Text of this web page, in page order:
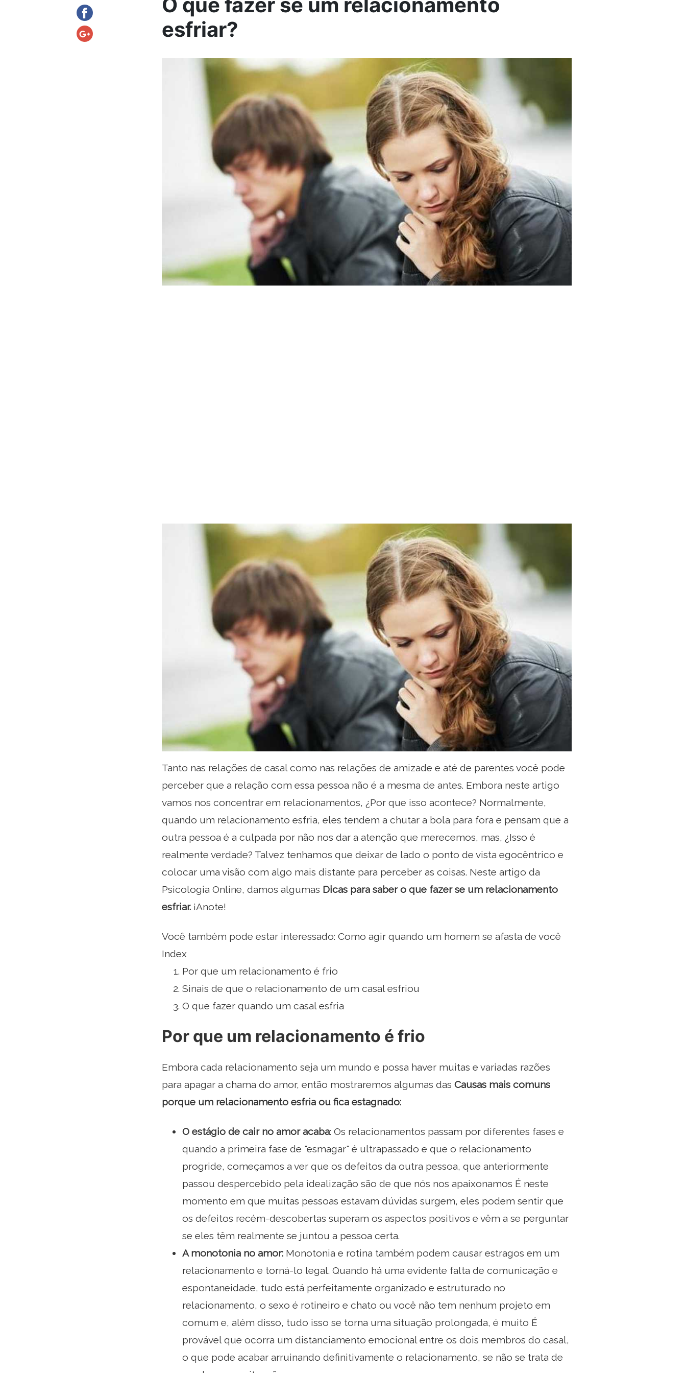
esfriar?
Tanto nas relações de casal como nas relações de amizade e até de parentes você pode
perceber que a relação com essa pessoa não é a mesma de antes. Embora neste artigo
vamos nos concentrar em relacionamentos, ¿Por que isso acontece? Normalmente,
quando um relacionamento esfria, eles tendem a chutar a bola para fora e pensam que a
outra pessoa é a culpada por não nos dar a atenção que merecemos, mas, ¿Isso é
realmente verdade? Talvez tenhamos que deixar de lado o ponto de vista egocêntrico e
colocar uma visão com algo mais distante para perceber as coisas. Neste artigo da
Psicologia Online, damos algumas Dicas para saber o que fazer se um relacionamento
esfriar. ¡Anote!
Você também pode estar interessado: Como agir quando um homem se afasta de você
Index
Por que um relacionamento é frio
Sinais de que o relacionamento de um casal esfriou
O que fazer quando um casal esfria
Por que um relacionamento é frio
Embora cada relacionamento seja um mundo e possa haver muitas e variadas razões
para apagar a chama do amor, então mostraremos algumas das Causas mais comuns
porque um relacionamento esfria ou fica estagnado:
O estágio de cair no amor acaba: Os relacionamentos passam por diferentes fases e
quando a primeira fase de "esmagar" é ultrapassado e que o relacionamento
progride, começamos a ver que os defeitos da outra pessoa, que anteriormente
passou despercebido pela idealização são de que nós nos apaixonamos É neste
momento em que muitas pessoas estavam dúvidas surgem, eles podem sentir que
os defeitos recém-descobertas superam os aspectos positivos e vêm a se perguntar
se eles têm realmente se juntou a pessoa certa.
A monotonia no amor: Monotonia e rotina também podem causar estragos em um
relacionamento e torná-lo legal. Quando há uma evidente falta de comunicação e
espontaneidade, tudo está perfeitamente organizado e estruturado no
relacionamento, o sexo é rotineiro e chato ou você não tem nenhum projeto em
comum e, além disso, tudo isso se torna uma situação prolongada, é muito É
provável que ocorra um distanciamento emocional entre os dois membros do casal,
o que pode acabar arruinando definitivamente o relacionamento, se não se trata de